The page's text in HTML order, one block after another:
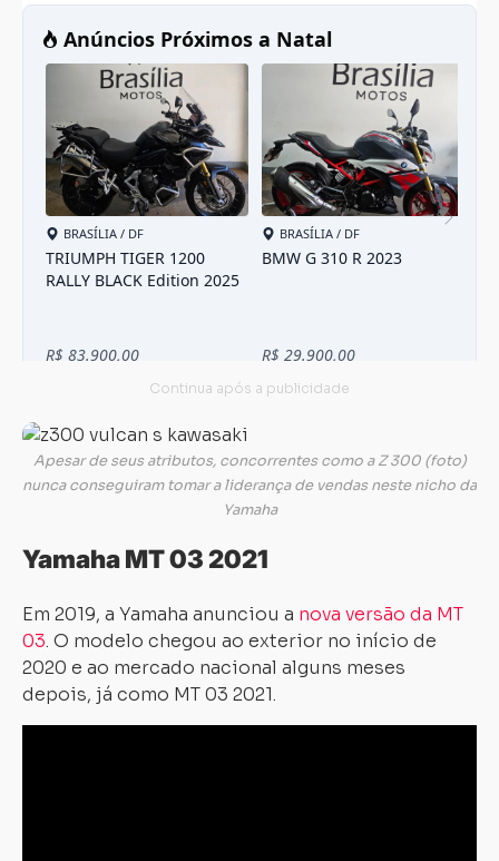
Apesar de seus atributos, concorrentes como a Z 300 (foto)
nunca conseguiram tomar a liderança de vendas neste nicho da
Yamaha
Yamaha MT 03 2021
Em 2019, a Yamaha anunciou a nova versão da MT
03. O modelo chegou ao exterior no início de
2020 e ao mercado nacional alguns meses
depois, já como MT 03 2021.